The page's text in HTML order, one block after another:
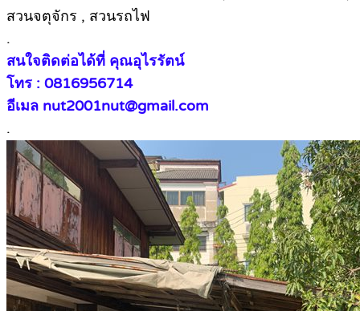
สวนจตุจักร , สวนรถไฟ
.
สนใจติดต่อได้ที่ คุณอุไรรัตน์
โทร : 0816956714
อีเมล nut2001nut@gmail.com
.